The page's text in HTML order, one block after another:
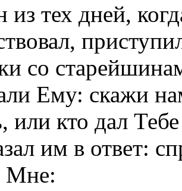
из тех дней,
со
Ему: скажи
или кто дал
им в ответ:
Мне: